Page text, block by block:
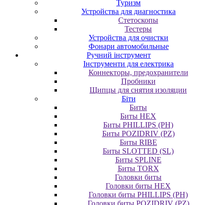
Туризм
Устройства для диагностика
Стетоскопы
Тестеры
Устройства для очистки
Фонари автомобильные
Ручний інструмент
Інструменти для електрика
Коннекторы, предохранители
Пробники
Щипцы для снятия изоляции
Біти
Биты
Биты HEX
Биты PHILLIPS (PH)
Биты POZIDRIV (PZ)
Биты RIBE
Биты SLOTTED (SL)
Биты SPLINE
Биты TORX
Головки биты
Головки биты HEX
Головки биты PHILLIPS (PH)
Головки биты POZIDRIV (PZ)